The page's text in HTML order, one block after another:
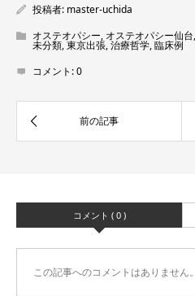
投稿者: master-uchida
オステオパシー, オステオパシー仙台,
未分類,東京出張,治療哲学,臨床例
コメント:0
コメント ( 0 )
この記事へのコメントはありません。